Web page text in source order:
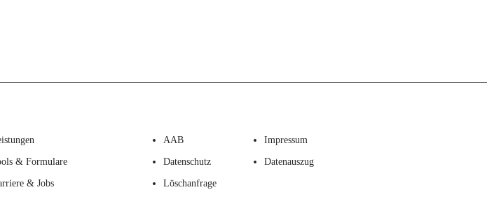
& Formulare
& Jobs
AAB Impressum
Datenschutz Datenauszug
Löschanfrage